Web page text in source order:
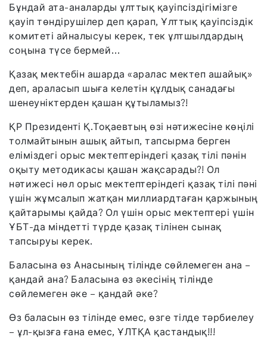
Бұндай ата-аналарды ұлттық қауіпсіздігімізге
қауіп төндірушілер деп қарап, Ұлттық қауіпсіздік
комитеті айналысуы керек, тек ұлтшылдардың
соңына түсе бермей…
Қазақ мектебін ашарда «аралас мектеп ашайық»
деп, араласып шыға келетін құлдық санадағы
шенеуніктерден қашан құтыламыз?!
ҚР Президенті Қ.Тоқаевтың өзі нәтижесіне көңілі
толмайтынын ашық айтып, тапсырма берген
еліміздегі орыс мектептеріндегі қазақ тілі пәнін
оқыту методикасы қашан жақсарады?! Ол
нәтижесі нөл орыс мектептеріндегі қазақ тілі пәні
үшін жұмсалып жатқан миллиардтаған қаржының
қайтарымы қайда? Ол үшін орыс мектептері үшін
ҰБТ-да міндетті түрде қазақ тілінен сынақ
тапсыруы керек.
Баласына өз Анасының тілінде сөйлемеген ана –
қандай ана? Баласына өз әкесінің тілінде
сөйлемеген әке – қандай әке?
Өз баласын өз тілінде емес, өзге тілде тәрбиелеу
– ұл-қызға ғана емес, ҰЛТҚА қастандық!!!